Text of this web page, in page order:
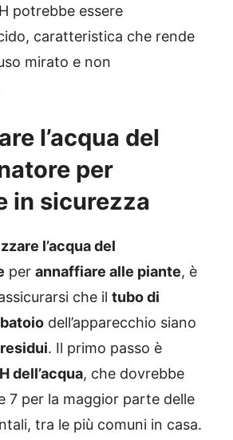
potrebbe essere
caratteristica che rende
mirato e non
l’acqua del
per
in sicurezza
l’acqua del
per annaffiare alle piante, è
che il tubo di
dell’apparecchio siano
. Il primo passo è
dell’acqua, che dovrebbe
7 per la maggior parte delle
tra le più comuni in casa.